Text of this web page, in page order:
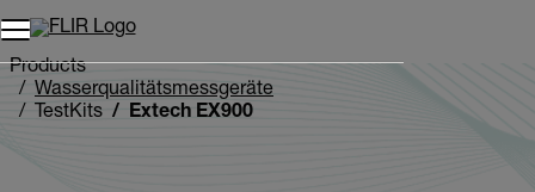
Unread messages
Entfernen
Elemente
Element
In den Warenkorb
Im Warenkorb
Products
Wasserqualitätsmessgeräte
TestKits
Extech EX900